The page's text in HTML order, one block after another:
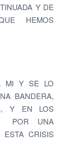
Y DE
HEMOS
MI Y SE LO
BANDERA,
Y EN LOS
POR UNA
CRISIS